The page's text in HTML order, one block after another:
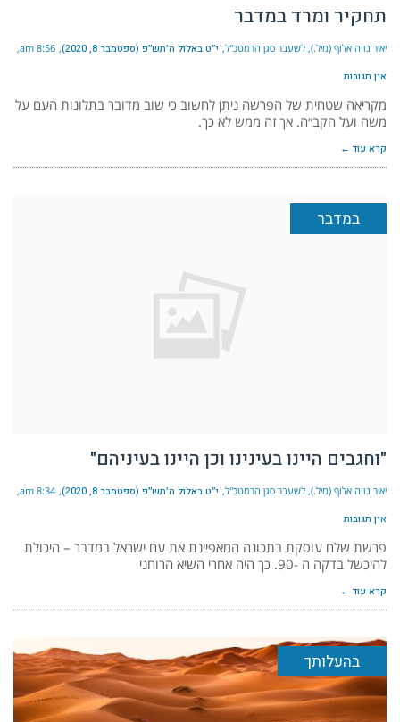
תחקיר ומרד במדבר
יאיר נווה אלוף (מיל.), לשעבר סגן הרמטכ"ל י״ט באלול ה׳תש״פ (ספטמבר 8, 2020) 8:56 am
אין תגובות
מקריאה שטחית של הפרשה ניתן לחשוב כי שוב מדובר בתלונות העם על
משה ועל הקב״ה. אך זה ממש לא כך.
קרא עוד ←
במדבר
"וחגבים היינו בעינינו וכן היינו בעיניהם"
יאיר נווה אלוף (מיל.), לשעבר סגן הרמטכ"ל י״ט באלול ה׳תש״פ (ספטמבר 8, 2020) 8:34 am
אין תגובות
פרשת שלח עוסקת בתכונה המאפיינת את עם ישראל במדבר – היכולת
להיכשל בדקה ה -90. כך היה אחרי השיא הרוחני
קרא עוד ←
בהעלותך